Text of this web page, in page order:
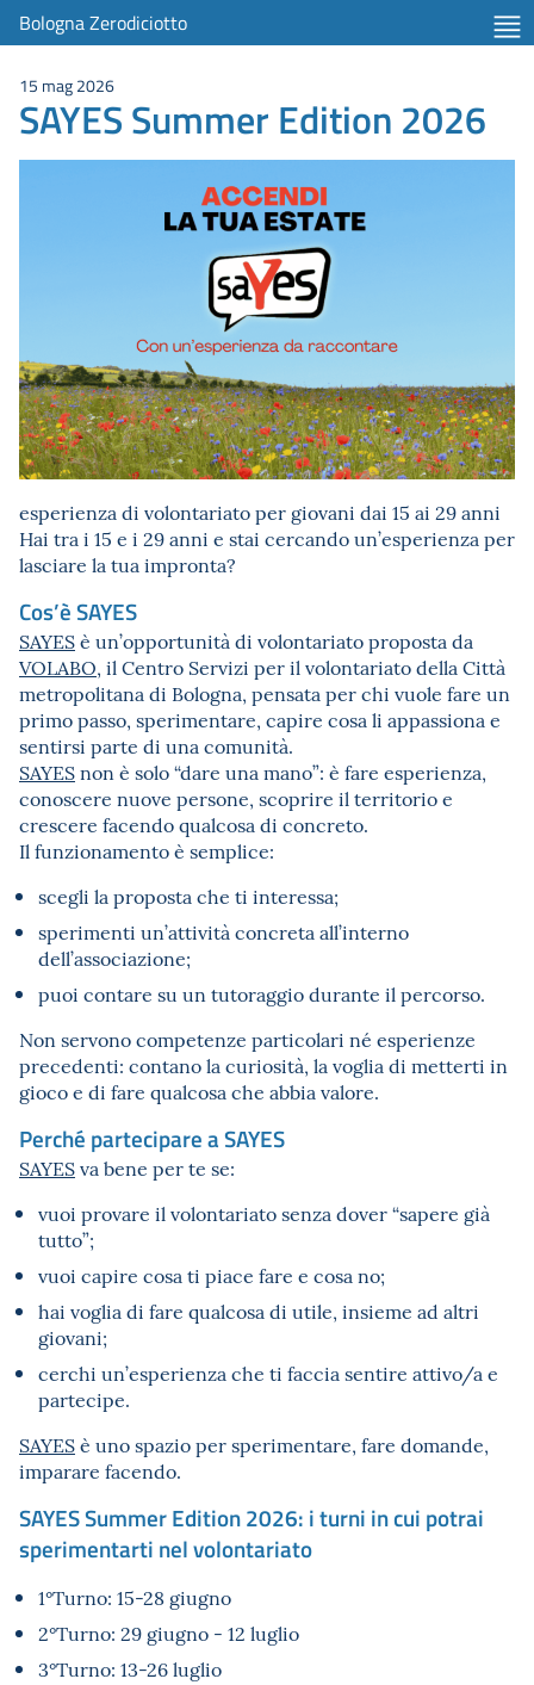
Bologna Zerodiciotto
15 mag 2026
SAYES Summer Edition 2026
esperienza di volontariato per giovani dai 15 ai 29 anni
Hai tra i 15 e i 29 anni e stai cercando un’esperienza per
lasciare la tua impronta?
Cos’è SAYES
SAYESè un’opportunità di volontariato proposta da
VOLABO, il Centro Servizi per il volontariato della Città
metropolitana di Bologna, pensata per chi vuole fare un
primo passo, sperimentare, capire cosa li appassiona e
sentirsi parte di una comunità.
SAYESnon è solo “dare una mano”: è fare esperienza,
conoscere nuove persone, scoprire il territorio e
crescere facendo qualcosa di concreto.
Il funzionamento è semplice:
scegli la proposta che ti interessa;
sperimenti un’attività concreta all’interno
dell’associazione;
puoi contare su un tutoraggio durante il percorso.
Non servono competenze particolari né esperienze
precedenti: contano la curiosità, la voglia di metterti in
gioco e di fare qualcosa che abbia valore.
Perché partecipare a SAYES
SAYESva bene per te se:
vuoi provare il volontariato senza dover “sapere già
tutto”;
vuoi capire cosa ti piace fare e cosa no;
hai voglia di fare qualcosa di utile, insieme ad altri
giovani;
cerchi un’esperienza che ti faccia sentire attivo/a e
partecipe.
SAYESè uno spazio per sperimentare, fare domande,
imparare facendo.
SAYES Summer Edition 2026: i turni in cui potrai
sperimentarti nel volontariato
1°Turno: 15-28 giugno
2°Turno: 29 giugno - 12 luglio
3°Turno: 13-26 luglio